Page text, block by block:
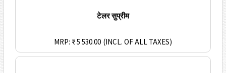
टेलर सुप्रीम
MRP: ₹ 5 530.00 (INCL. OF ALL TAXES)